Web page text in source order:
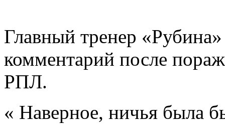
Главный тренер
комментарий после
РПЛ.
« Наверное, ничья была